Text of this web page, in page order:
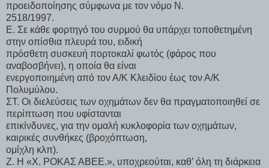
προειδοποίησης σύμφωνα με τον νόμο Ν.
2518/1997.
Ε. Σε κάθε φορτηγό του συρμού θα υπάρχει τοποθετημένη
στην οπίσθια πλευρά του, ειδική
πρόσθετη συσκευή πορτοκαλί φωτός (φάρος που
αναβοσβήνει), η οποία θα είναι
ενεργοποιημένη από τον Α/Κ Κλειδίου έως τον Α/Κ
Πολυμύλου.
ΣΤ. Οι διελεύσεις των οχημάτων δεν θα πραγματοποιηθεί σε
περίπτωση που υφίστανται
επικίνδυνες, για την ομαλή κυκλοφορία των οχημάτων,
καιρικές συνθήκες (βροχόπτωση,
ομίχλη κλπ).
Ζ. Η «Χ. ΡΟΚΑΣ ΑΒΕΕ.», υποχρεούται, καθ’ όλη τη διάρκεια